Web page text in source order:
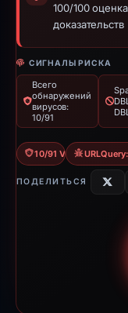
100/100 оценка
доказательств
СИГНАЛЫ РИСКА
Всего
обнаружений
вирусов:
10/91
10/91 VT
ПОДЕЛИТЬСЯ